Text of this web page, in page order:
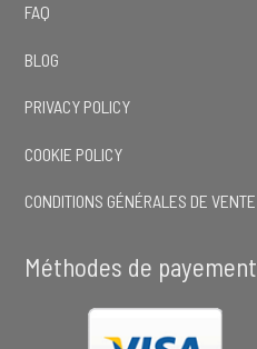
FAQ
BLOG
PRIVACY POLICY
COOKIE POLICY
CONDITIONS GÉNÉRALES DE VENTE
Méthodes de payement